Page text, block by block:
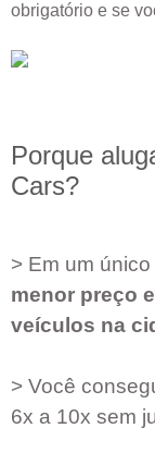
obrigatório e se
Porque
Cars?
> Em um
menor preço
veículos na
> Você
6x a 10x sem